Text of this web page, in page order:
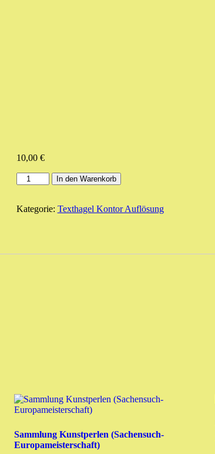
10,00 €
Anhänger
LUCK
klein
In den Warenkorb
Kategorie: Texthagel Kontor Auflösung
Sammlung Kunstperlen (Sachensuch-
Europameisterschaft)